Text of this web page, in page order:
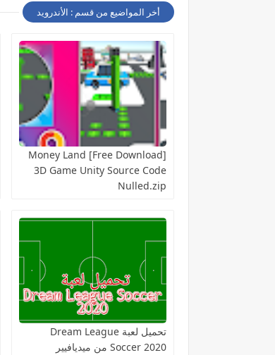
أخر المواضيع من قسم : الأندرويد
[Free Download] Money Land
3D Game Unity Source Code
Nulled.zip
تحميل لعبة Dream League
Soccer 2020 من ميديافيير